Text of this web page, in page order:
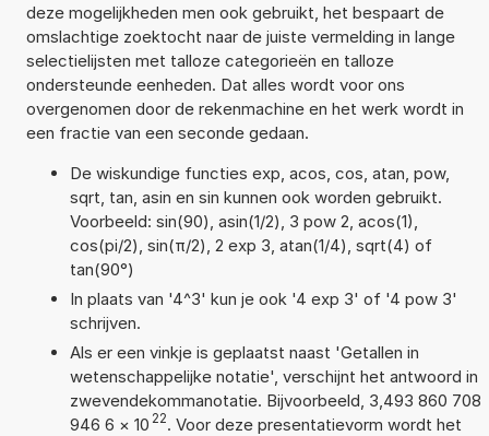
deze mogelijkheden men ook gebruikt, het bespaart de
omslachtige zoektocht naar de juiste vermelding in lange
selectielijsten met talloze categorieën en talloze
ondersteunde eenheden. Dat alles wordt voor ons
overgenomen door de rekenmachine en het werk wordt in
een fractie van een seconde gedaan.
De wiskundige functies exp, acos, cos, atan, pow,
sqrt, tan, asin en sin kunnen ook worden gebruikt.
Voorbeeld: sin(90), asin(1/2), 3 pow 2, acos(1),
cos(pi/2), sin(π/2), 2 exp 3, atan(1/4), sqrt(4) of
tan(90°)
In plaats van '4^3' kun je ook '4 exp 3' of '4 pow 3'
schrijven.
Als er een vinkje is geplaatst naast 'Getallen in
wetenschappelijke notatie', verschijnt het antwoord in
zwevendekommanotatie. Bijvoorbeeld, 3,493 860 708
946 6 × 10 22. Voor deze presentatievorm wordt het